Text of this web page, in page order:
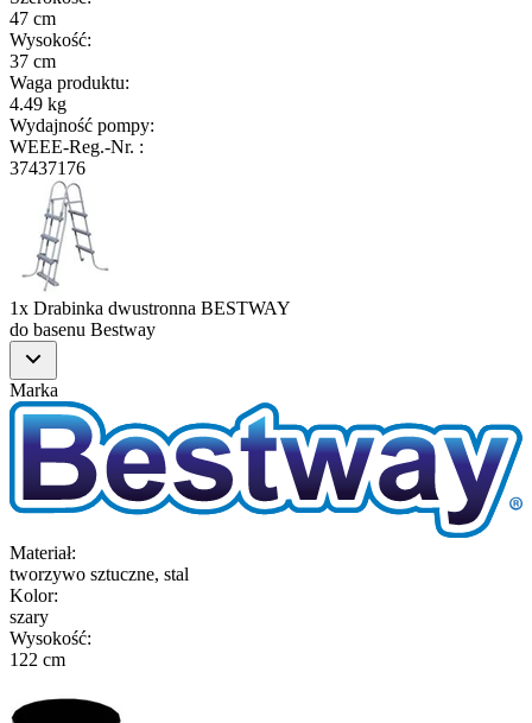
47 cm
Wysokość:
37 cm
Waga produktu:
4.49 kg
Wydajność pompy:
WEEE-Reg.-Nr. :
37437176
1x Drabinka dwustronna BESTWAY
do basenu Bestway
Marka
Materiał:
tworzywo sztuczne, stal
Kolor:
szary
Wysokość:
122 cm